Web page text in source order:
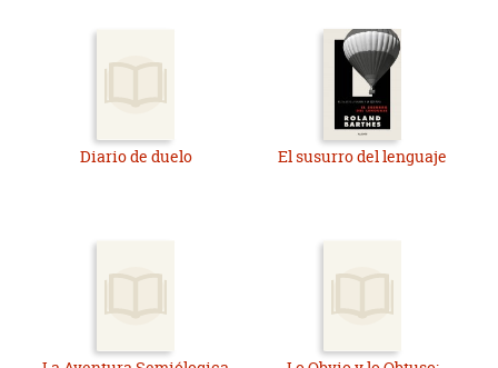
Diario de duelo El susurro del lenguaje